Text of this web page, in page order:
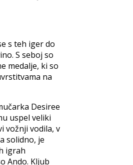
s teh iger do
S seboj so
medalje, ki so
na
Desiree
uspel veliki
vožnji vodila, v
solidno, je
igrah
Ando. Kljub